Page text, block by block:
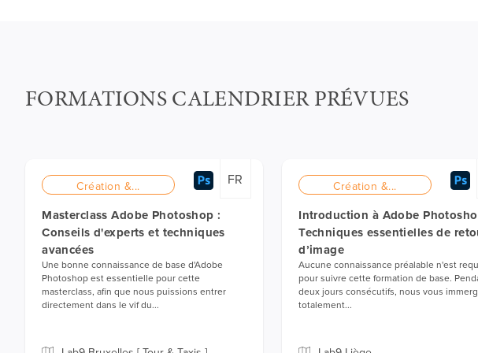
FORMATIONS CALENDRIER PRÉVUES
Création &... FR
Masterclass Adobe Photoshop :
Conseils d'experts et techniques
avancées
Une bonne connaissance de base d'Adobe
Photoshop est essentielle pour cette
masterclass, afin que nous puissions entrer
directement dans le vif du...
Création &...
Introduction à Adobe
Techniques essentielles de
d’image
Aucune connaissance préalable n'est
pour suivre cette formation de base.
deux jours consécutifs, nous vous
totalement...